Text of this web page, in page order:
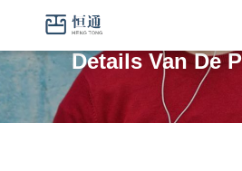
Details Van De